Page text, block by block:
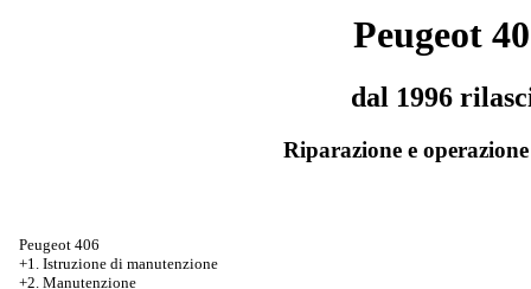
Peugeot
dal 1996
Riparazione e
Peugeot 406
+1. Istruzione di manutenzione
+2. Manutenzione